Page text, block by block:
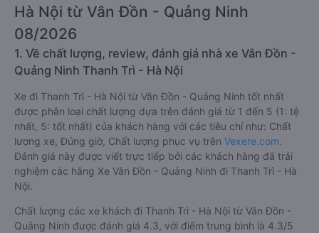
Hà Nội từ Vân Đồn - Quảng Ninh
08/2026
1. Về chất lượng, review, đánh giá nhà xe Vân Đồn -
Quảng Ninh Thanh Trì - Hà Nội
Xe đi Thanh Trì - Hà Nội từ Vân Đồn - Quảng Ninh tốt nhất
được phân loại chất lượng dựa trên đánh giá từ 1 đến 5 (1: tệ
nhất, 5: tốt nhất) của khách hàng với các tiêu chí như: Chất
lượng xe, Đúng giờ, Chất lượng phục vụ trên Vexere.com.
Đánh giá này được viết trực tiếp bởi các khách hàng đã trải
nghiệm các hãng Xe Vân Đồn - Quảng Ninh đi Thanh Trì - Hà
Nội.
Chất lượng các xe khách đi Thanh Trì - Hà Nội từ Vân Đồn -
Quảng Ninh được đánh giá 4.3, với điểm trung bình là 4.3/5